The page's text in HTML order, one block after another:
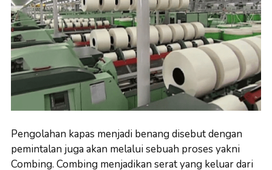
Pengolahan kapas menjadi benang disebut dengan
pemintalan juga akan melalui sebuah proses yakni
Combing. Combing menjadikan serat yang keluar dari